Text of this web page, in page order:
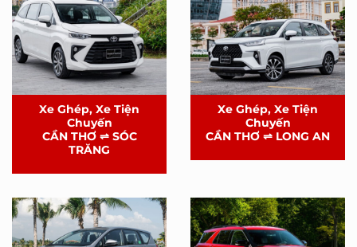
Xe Ghép, Xe Tiện
Chuyến
CẦN THƠ ⇌ SÓC
TRĂNG
Xe Ghép, Xe Tiện
Chuyến
CẦN THƠ ⇌ LONG AN